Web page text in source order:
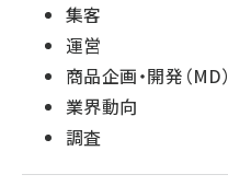
集客
運営
商品企画・開発（MD）
業界動向
調査